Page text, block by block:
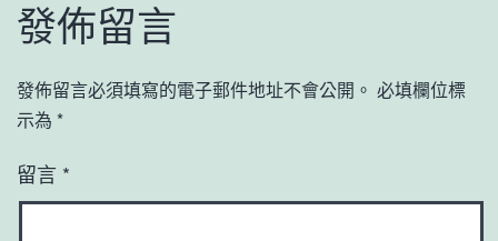
發佈留言
發佈留言必須填寫的電子郵件地址不會公開。 必填欄位標
示為 *
留言 *